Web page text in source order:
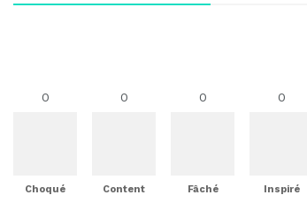
0
Choqué
0
Content
0
Fâché
0
Inspiré